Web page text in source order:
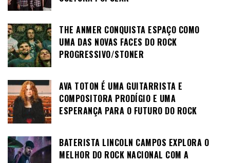
THE ANMER CONQUISTA ESPAÇO COMO
UMA DAS NOVAS FACES DO ROCK
PROGRESSIVO/STONER
AVA TOTON É UMA GUITARRISTA E
COMPOSITORA PRODÍGIO E UMA
ESPERANÇA PARA O FUTURO DO ROCK
BATERISTA LINCOLN CAMPOS EXPLORA O
MELHOR DO ROCK NACIONAL COM A